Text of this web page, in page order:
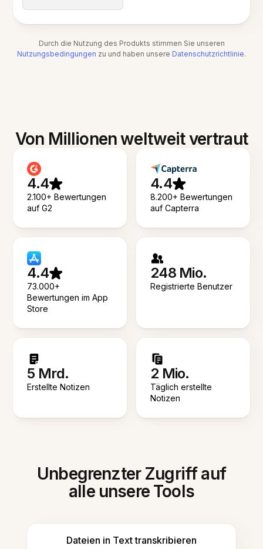
Durch die Nutzung des Produkts stimmen Sie unseren
Nutzungsbedingungen zu und haben unsere Datenschutzrichtlinie.
Von Millionen weltweit vertraut
4.4
2.100+ Bewertungen
auf G2
4.4
8.200+ Bewertungen
auf Capterra
4.4
73.000+
Bewertungen im App
Store
248 Mio.
Registrierte Benutzer
5 Mrd.
Erstellte Notizen
2 Mio.
Täglich erstellte
Notizen
Unbegrenzter Zugriff auf
alle unsere Tools
Dateien in Text transkribieren